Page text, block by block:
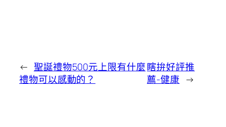
← 聖誕禮物500元上限有什麼
禮物可以感動的？
瞎拚好評推
薦-健康 →